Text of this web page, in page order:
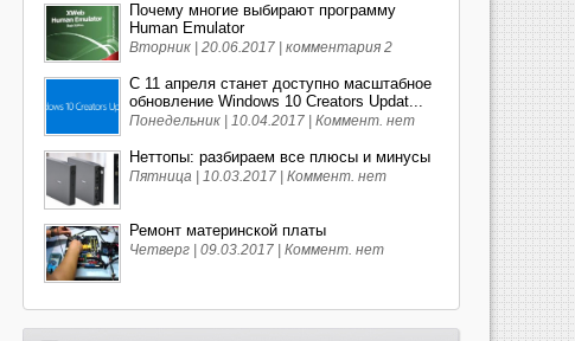
Почему многие выбирают программу
Human Emulator
Вторник | 20.06.2017 | комментария 2
С 11 апреля станет доступно масштабное
обновление Windows 10 Creators Updat...
Понедельник | 10.04.2017 | Коммент. нет
Неттопы: разбираем все плюсы и минусы
Пятница | 10.03.2017 | Коммент. нет
Ремонт материнской платы
Четверг | 09.03.2017 | Коммент. нет